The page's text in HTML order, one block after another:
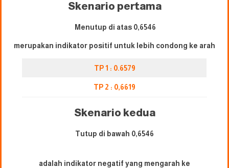
Skenario pertama
Menutup di atas 0,6546
merupakan indikator positif untuk lebih condong ke arah
TP 1 : 0.6579
TP 2 : 0,6619
Skenario kedua
Tutup di bawah 0,6546
adalah indikator negatif yang mengarah ke